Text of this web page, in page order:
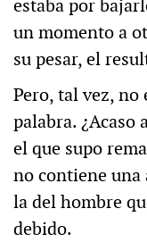
estaba por
un momento a
su pesar, el
Pero, tal vez,
palabra. ¿Acaso
el que supo
no contiene una
la del hombre
debido.